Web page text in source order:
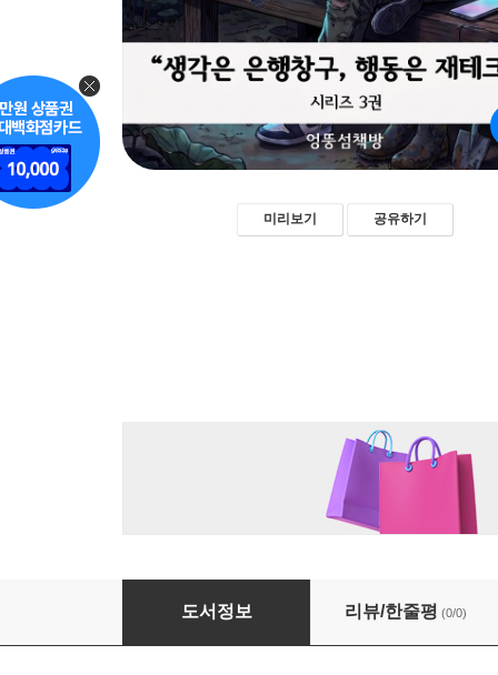
미리보기 공유하기
[생각은 은행창구, 행동은 재테크다] 3권. 인생
도서정보 리뷰/한줄평 (0/0)